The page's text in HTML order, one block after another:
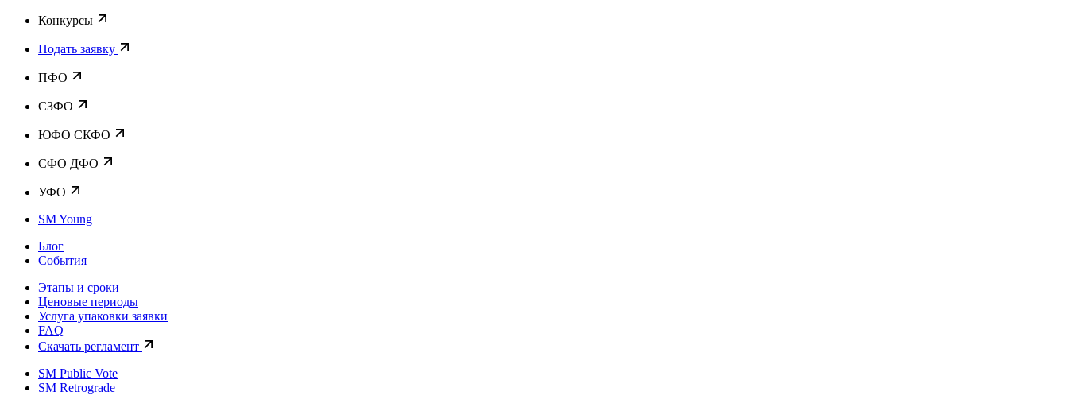
Конкурсы
Подать заявку
ПФО
СЗФО
ЮФО СКФО
CФО ДФО
УФО
SM Young
Блог
События
Этапы и сроки
Ценовые периоды
Услуга упаковки заявки
FAQ
Скачать регламент
SM Public Vote
SM Retrograde